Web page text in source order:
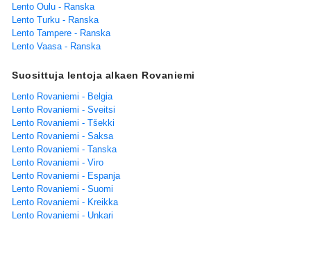
Lento Oulu - Ranska
Lento Turku - Ranska
Lento Tampere - Ranska
Lento Vaasa - Ranska
Suosittuja lentoja alkaen Rovaniemi
Lento Rovaniemi - Belgia
Lento Rovaniemi - Sveitsi
Lento Rovaniemi - Tšekki
Lento Rovaniemi - Saksa
Lento Rovaniemi - Tanska
Lento Rovaniemi - Viro
Lento Rovaniemi - Espanja
Lento Rovaniemi - Suomi
Lento Rovaniemi - Kreikka
Lento Rovaniemi - Unkari